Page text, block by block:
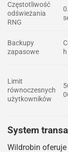
Częstotliwość
odświeżania
RNG
Backupy
zapasowe
h
Limit
równoczesnych
użytkowników
System
Wildrobin